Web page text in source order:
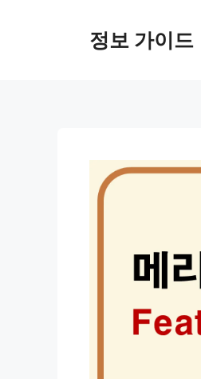
정보 가이드